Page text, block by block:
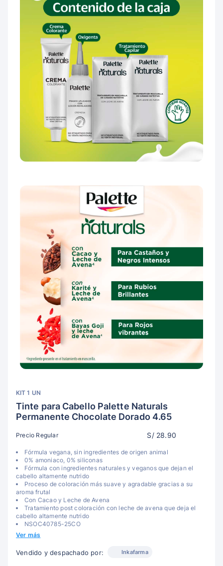
KIT 1 UN
Tinte para Cabello Palette Naturals
Permanente Chocolate Dorado 4.65
Precio Regular S/ 28.90
Fórmula vegana, sin ingredientes de origen animal
0% amoniaco, 0% siliconas
Fórmula con ingredientes naturales y veganos que dejan el
cabello altamente nutrido
Proceso de coloración más suave y agradable gracias a su
aroma frutal
Con Cacao y Leche de Avena
Tratamiento post coloración con leche de avena que deja el
cabello altamente nutrido
NSOC40785-25CO
Ver más
Vendido y despachado por: Inkafarma